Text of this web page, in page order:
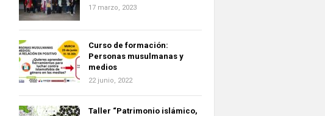
17 marzo, 2023
Curso de formación:
Personas musulmanas y
medios
22 junio, 2022
Taller “Patrimonio islámico,